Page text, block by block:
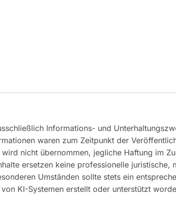
Informations- und
waren zum Zeitpunkt der
nicht übernommen, jegliche Haftung im
ersetzen keine professionelle juristische,
Umständen sollte stets ein
KI-Systemen erstellt oder unterstützt